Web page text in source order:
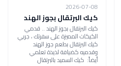
2026-07-08
كيك البرتقال بجوز الهند
كيك البرتقال بجوز الهند .. قدمي
الكيكات المميزة على سفرتك ، جربي
كيك البرتقال بطعم جوز الهند
وقدميه كضيافة لذيذة تعلمي
أيضاً: كيك السميد بالبرتقال